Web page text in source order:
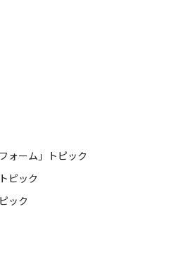
ォーム」トピック
ピック
ック